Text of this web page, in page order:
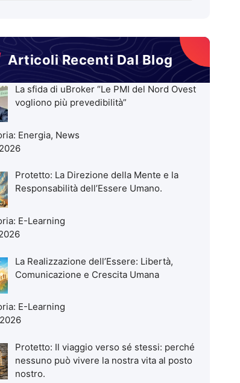
Articoli Recenti Dal Blog
La sfida di uBroker “Le PMI del Nord Ovest
vogliono più prevedibilità”
Energia, News
Protetto: La Direzione della Mente e la
Responsabilità dell’Essere Umano.
E-Learning
La Realizzazione dell’Essere: Libertà,
Comunicazione e Crescita Umana
E-Learning
Protetto: Il viaggio verso sé stessi: perché
nessuno può vivere la nostra vita al posto
nostro.